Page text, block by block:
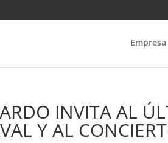
Empresa
INVITA AL
Y AL